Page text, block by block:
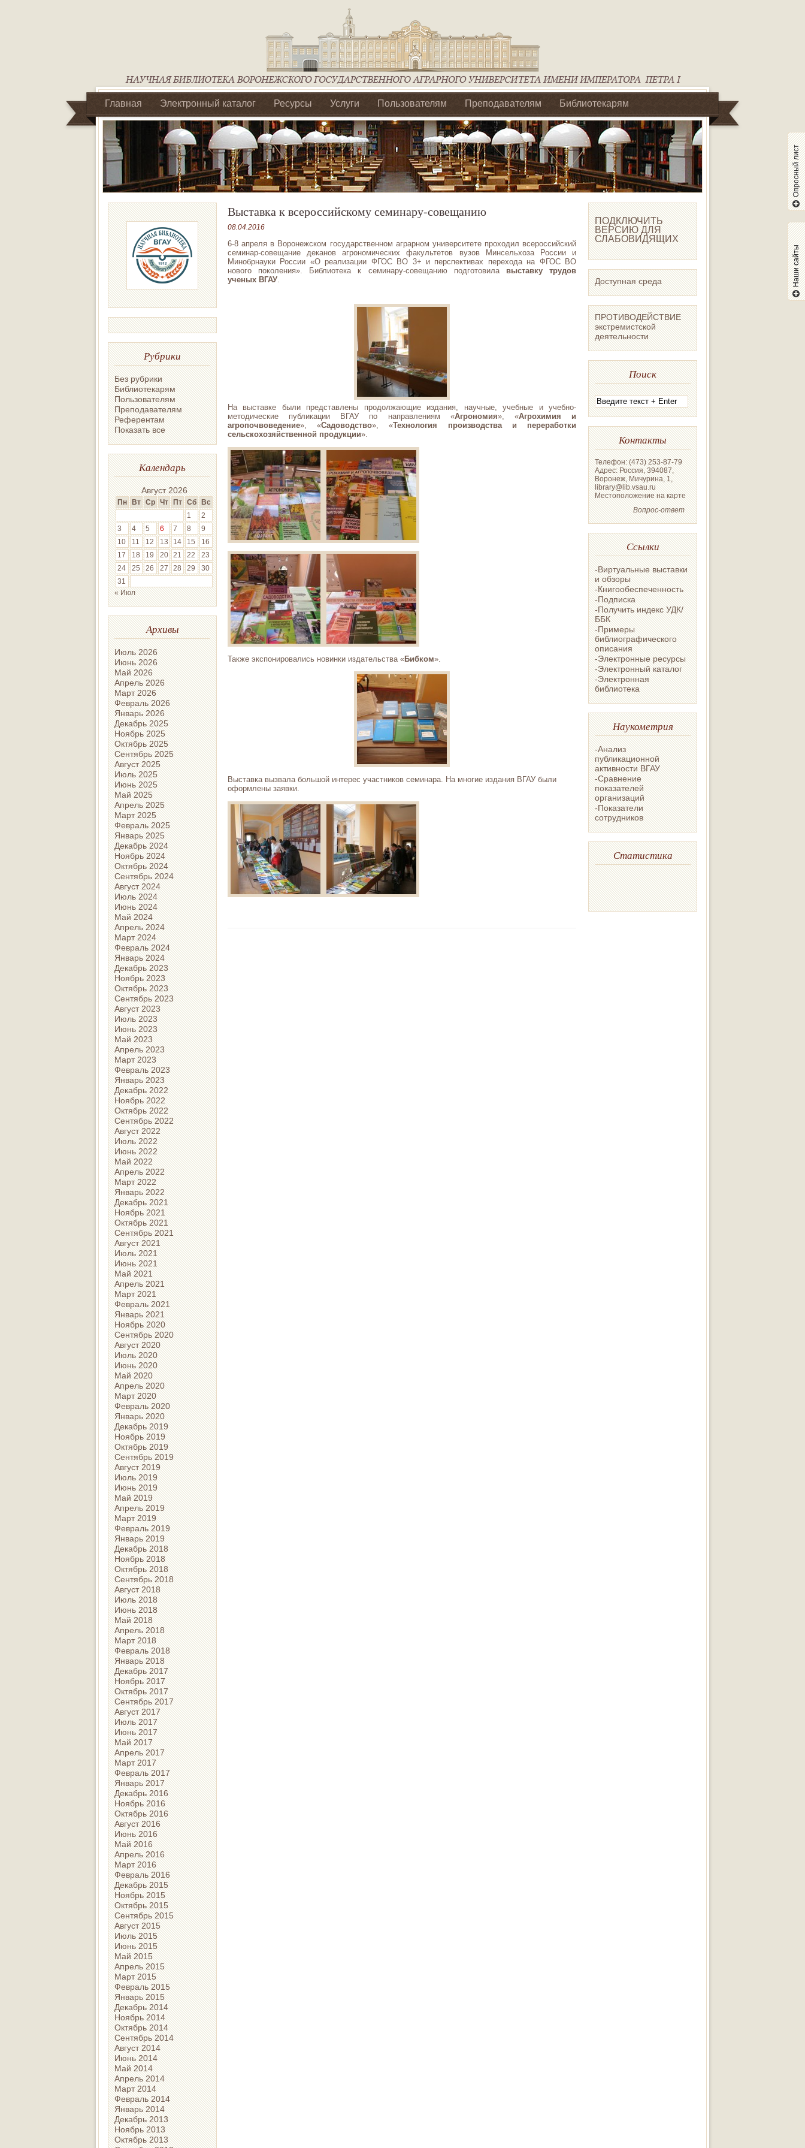
Главная Электронный каталог Ресурсы Услуги Пользователям Преподавателям Библиотекарям
Библиотеки регионального отделения Ассоциации Агрообразование по ЦФО
Рубрики
Без рубрики
Библиотекарям
Пользователям
Преподавателям
Референтам
Показать все
Календарь
Август 2026
Пн Вт Ср Чт Пт Сб Вс
1
2
3
4 5 6 7 8
9
10
11 12 13 14 15
16
17
18 19 20 21 22
23
24
25 26 27 28 29
30
31
« Июл
Архивы
Июль 2026
Июнь 2026
Май 2026
Апрель 2026
Март 2026
Февраль 2026
Январь 2026
Декабрь 2025
Ноябрь 2025
Октябрь 2025
Сентябрь 2025
Август 2025
Июль 2025
Июнь 2025
Май 2025
Апрель 2025
Март 2025
Февраль 2025
Январь 2025
Декабрь 2024
Ноябрь 2024
Октябрь 2024
Сентябрь 2024
Август 2024
Июль 2024
Июнь 2024
Май 2024
Апрель 2024
Март 2024
Февраль 2024
Январь 2024
Декабрь 2023
Ноябрь 2023
Октябрь 2023
Сентябрь 2023
Август 2023
Июль 2023
Июнь 2023
Май 2023
Апрель 2023
Март 2023
Февраль 2023
Январь 2023
Декабрь 2022
Ноябрь 2022
Октябрь 2022
Сентябрь 2022
Август 2022
Июль 2022
Июнь 2022
Май 2022
Апрель 2022
Март 2022
Январь 2022
Декабрь 2021
Ноябрь 2021
Октябрь 2021
Сентябрь 2021
Август 2021
Июль 2021
Июнь 2021
Май 2021
Апрель 2021
Март 2021
Февраль 2021
Январь 2021
Ноябрь 2020
Сентябрь 2020
Август 2020
Июль 2020
Июнь 2020
Май 2020
Апрель 2020
Март 2020
Февраль 2020
Январь 2020
Декабрь 2019
Ноябрь 2019
Октябрь 2019
Сентябрь 2019
Август 2019
Июль 2019
Июнь 2019
Май 2019
Апрель 2019
Март 2019
Февраль 2019
Январь 2019
Декабрь 2018
Ноябрь 2018
Октябрь 2018
Сентябрь 2018
Август 2018
Июль 2018
Июнь 2018
Май 2018
Апрель 2018
Март 2018
Февраль 2018
Январь 2018
Декабрь 2017
Ноябрь 2017
Октябрь 2017
Сентябрь 2017
Август 2017
Июль 2017
Июнь 2017
Май 2017
Апрель 2017
Март 2017
Февраль 2017
Январь 2017
Декабрь 2016
Ноябрь 2016
Октябрь 2016
Август 2016
Июнь 2016
Май 2016
Апрель 2016
Март 2016
Февраль 2016
Декабрь 2015
Ноябрь 2015
Октябрь 2015
Сентябрь 2015
Август 2015
Июль 2015
Июнь 2015
Май 2015
Апрель 2015
Март 2015
Февраль 2015
Январь 2015
Декабрь 2014
Ноябрь 2014
Октябрь 2014
Сентябрь 2014
Август 2014
Июнь 2014
Май 2014
Апрель 2014
Март 2014
Февраль 2014
Январь 2014
Декабрь 2013
Ноябрь 2013
Октябрь 2013
Выставка к всероссийскому семинару-совещанию
08.04.2016
6-8 апреля в Воронежском государственном аграрном университете проходил всероссийский
семинар-совещание деканов агрономических факультетов вузов Минсельхоза России и
Минобрнауки России «О реализации ФГОС ВО 3+ и перспективах перехода на ФГОС ВО
нового поколения». Библиотека к семинару-совещанию подготовила выставку трудов
ученых ВГАУ.
На выставке были представлены продолжающие издания, научные, учебные и учебно-
методические публикации ВГАУ по направлениям «Агрономия», «Агрохимия и
агропочвоведение», «Садоводство», «Технология производства и переработки
сельскохозяйственной продукции».
Также экспонировались новинки издательства «Бибком».
Выставка вызвала большой интерес участников семинара. На многие издания ВГАУ были
оформлены заявки.
ПОДКЛЮЧИТЬ
ВЕРСИЮ ДЛЯ
СЛАБОВИДЯЩИХ
Доступная среда
ПРОТИВОДЕЙСТВИЕ
экстремистской
деятельности
Поиск
Контакты
Телефон: (473) 253-87-79
Адрес: Россия, 394087,
Воронеж, Мичурина, 1,
library@lib.vsau.ru
Местоположение на карте
Вопрос-ответ
Ссылки
-Виртуальные выставки
и обзоры
-Книгообеспеченность
-Подписка
-Получить индекс УДК/
ББК
-Примеры
библиографического
описания
-Электронные ресурсы
-Электронный каталог
-Электронная
библиотека
Наукометрия
-Анализ
публикационной
активности ВГАУ
-Сравнение
показателей
организаций
-Показатели
сотрудников
Статистика
Опросный лист
Наши сайты